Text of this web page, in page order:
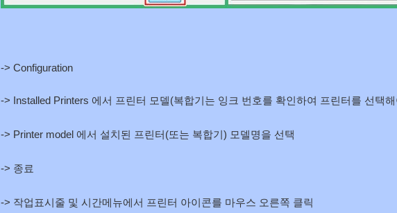
-> Configuration
-> Installed Printers 에서 프린터 모델(복합기는 잉크 번호를 확인하여 프린터를 선택
-> Printer model 에서 설치된 프린터(또는 복합기) 모델명을 선택
-> 종료
-> 작업표시줄 및 시간메뉴에서 프린터 아이콘를 마우스 오른쪽 클릭